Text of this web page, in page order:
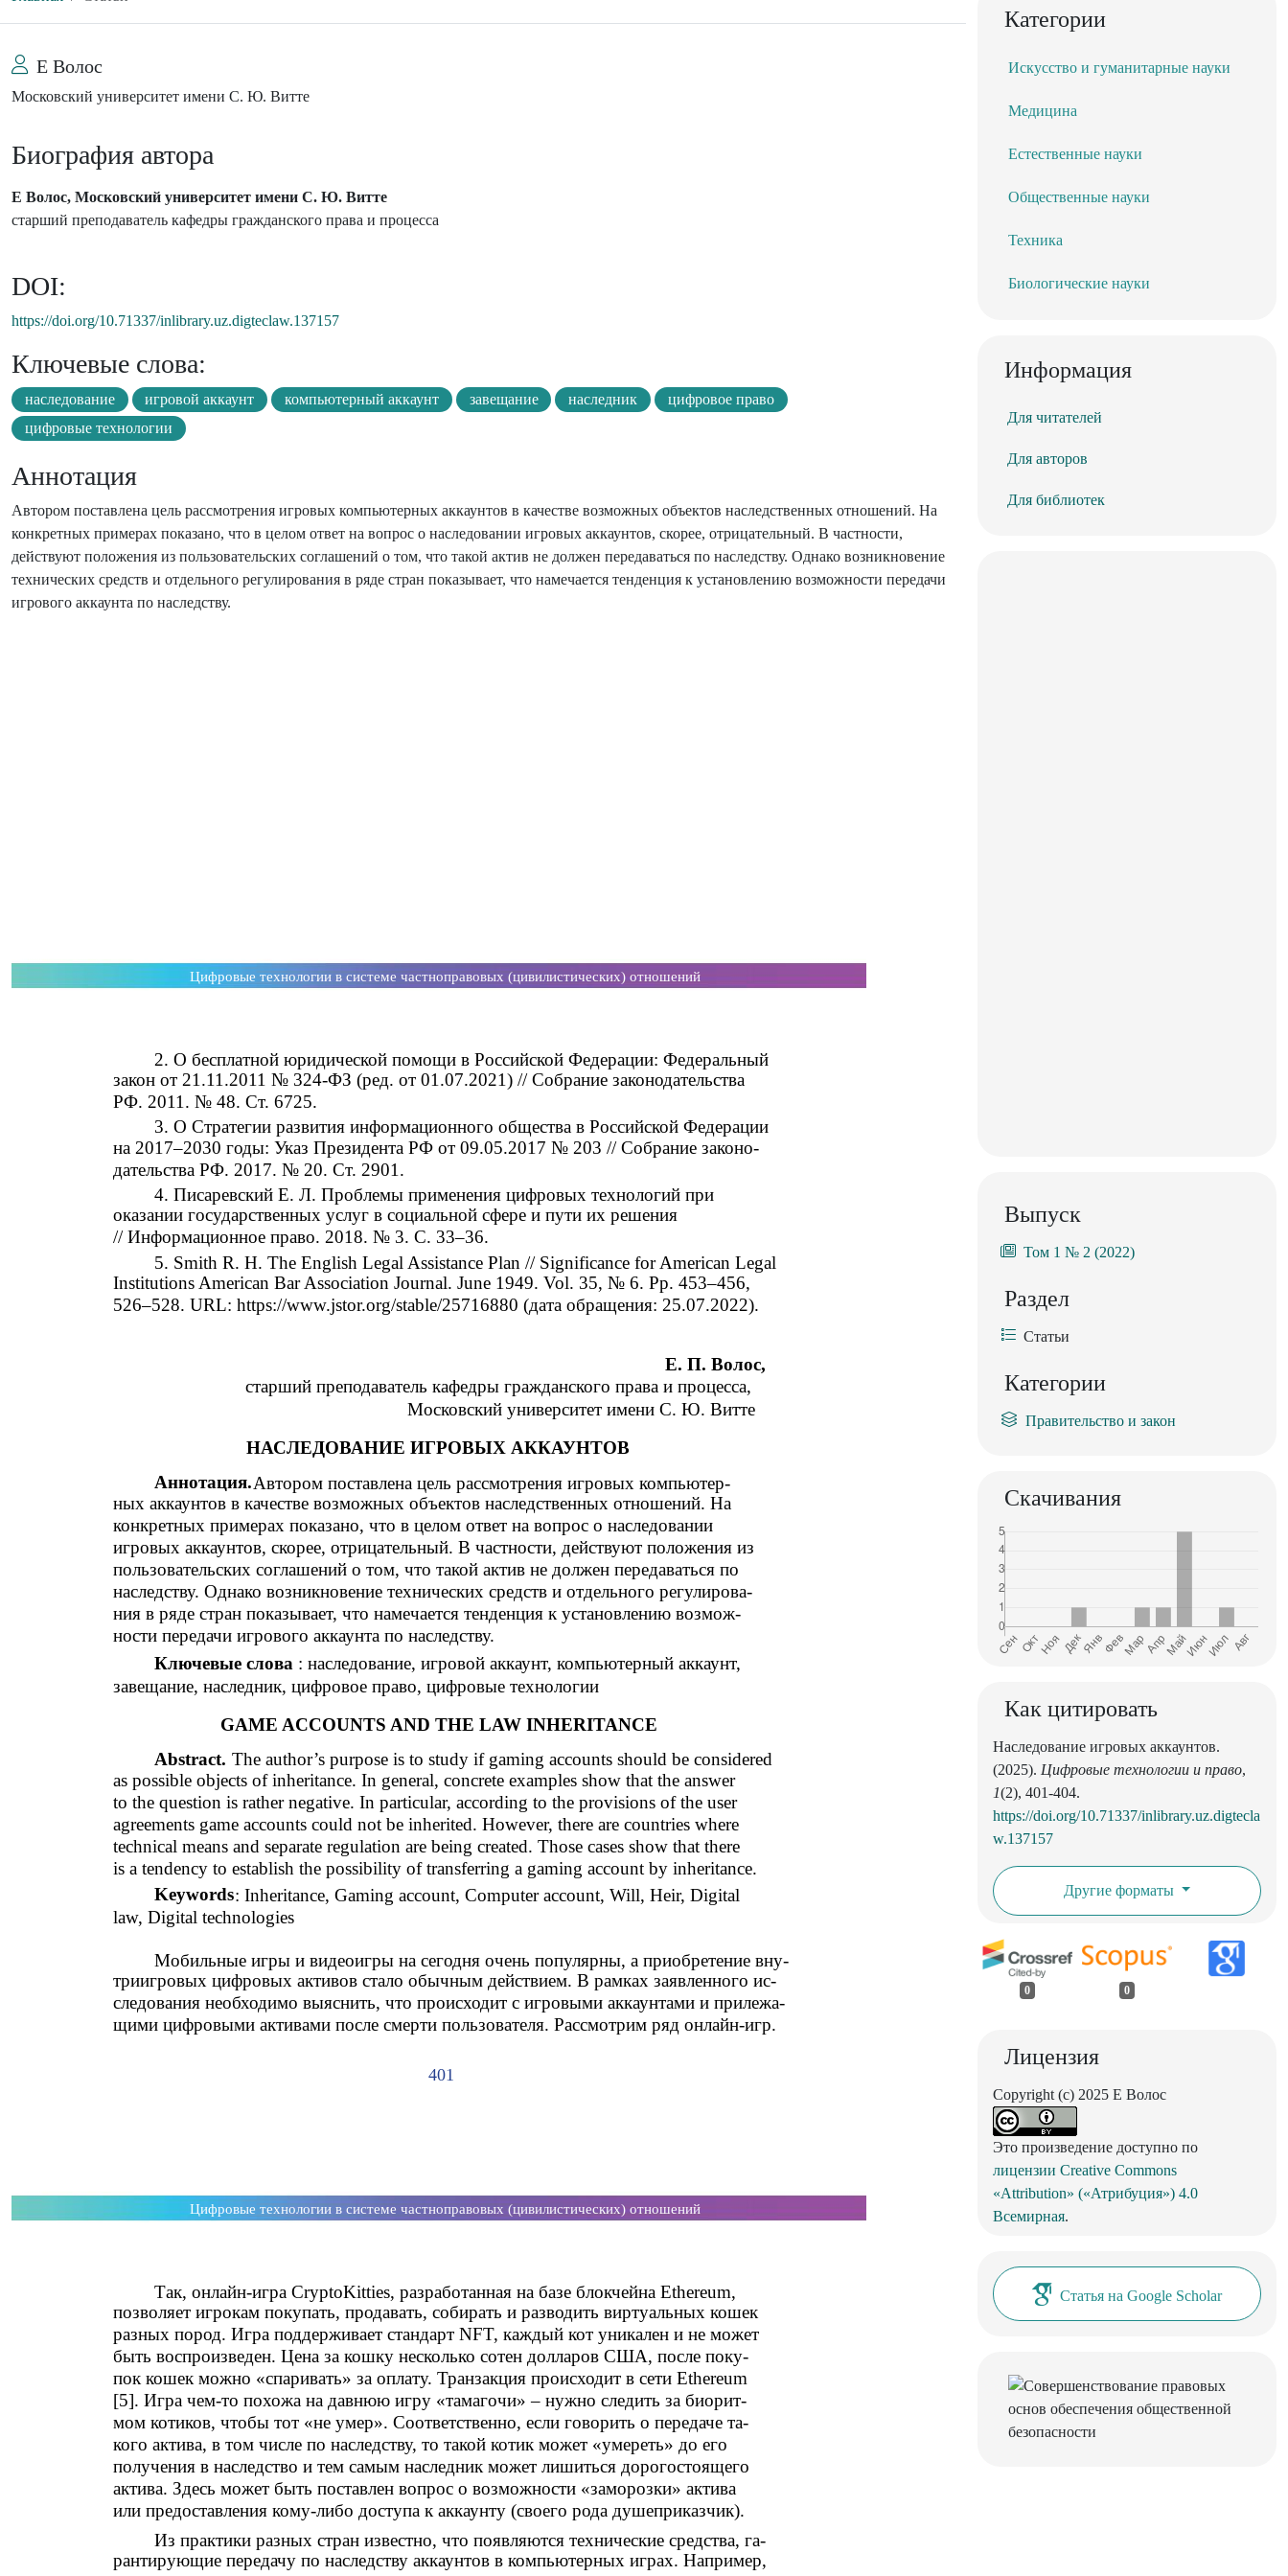
Е Волос
Московский университет имени С. Ю. Витте
Биография автора
Е Волос, Московский университет имени С. Ю. Витте
старший преподаватель кафедры гражданского права и процесса
DOI:
https://doi.org/10.71337/inlibrary.uz.digteclaw.137157
Ключевые слова:
наследование игровой аккаунт компьютерный аккаунт завещание наследник
цифровое право
цифровые технологии
Аннотация
Автором поставлена цель рассмотрения игровых компьютерных аккаунтов в качестве возможных объектов наследственных отношений. На
конкретных примерах показано, что в целом ответ на вопрос о наследовании игровых аккаунтов, скорее, отрицательный. В частности,
действуют положения из пользовательских соглашений о том, что такой актив не должен передаваться по наследству. Однако возникновение
технических средств и отдельного регулирования в ряде стран показывает, что намечается тенденция к установлению возможности передачи
игрового аккаунта по наследству.
401
Цифровые технологии в системе частноправовых (цивилистических) отношений
2. О бесплатной юридической помощи в Российской Федерации: Федеральный
закон от 21.11.2011 № 324-ФЗ (ред. от 01.07.2021) // Собрание законодательства
РФ. 2011. № 48. Ст. 6725.
3. О Стратегии развития информационного общества в Российской Федерации
на 2017–2030 годы: Указ Президента РФ от 09.05.2017 № 203 // Собрание законо-
дательства РФ. 2017. № 20. Ст. 2901.
4. Писаревский Е. Л. Проблемы применения цифровых технологий при
оказании государственных услуг в социальной сфере и пути их решения
// Информационное право. 2018. № 3. С. 33–36.
5. Smith R. H. The English Legal Assistance Plan // Significance for American Legal
Institutions American Bar Association Journal. June 1949. Vol. 35, № 6. Pp. 453–456,
526–528. URL: https://www.jstor.org/stable/25716880 (дата обращения: 25.07.2022).
Е. П. Волос,
старший преподаватель кафедры гражданского права и процесса,
Московский университет имени С. Ю. Витте
НАСЛЕДОВАНИЕ ИГРОВЫХ АККАУНТОВ
Аннотация.Автором поставлена цель рассмотрения игровых компьютер-
ных аккаунтов в качестве возможных объектов наследственных отношений. На
конкретных примерах показано, что в целом ответ на вопрос о наследовании
игровых аккаунтов, скорее, отрицательный. В частности, действуют положения из
пользовательских соглашений о том, что такой актив не должен передаваться по
наследству. Однако возникновение технических средств и отдельного регулирова-
ния в ряде стран показывает, что намечается тенденция к установлению возмож-
ности передачи игрового аккаунта по наследству.
Ключевые слова : наследование, игровой аккаунт, компьютерный аккаунт,
завещание, наследник, цифровое право, цифровые технологии
GAME ACCOUNTS AND THE LAW INHERITANCE
Abstract. The author’s purpose is to study if gaming accounts should be considered
as possible objects of inheritance. In general, concrete examples show that the answer
to the question is rather negative. In particular, according to the provisions of the user
agreements game accounts could not be inherited. However, there are countries where
technical means and separate regulation are being created. Those cases show that there
is a tendency to establish the possibility of transferring a gaming account by inheritance.
Keywords: Inheritance, Gaming account, Computer account, Will, Heir, Digital
law, Digital technologies
Мобильные игры и видеоигры на сегодня очень популярны, а приобретение вну-
триигровых цифровых активов стало обычным действием. В рамках заявленного ис-
следования необходимо выяснить, что происходит с игровыми аккаунтами и прилежа-
щими цифровыми активами после смерти пользователя. Рассмотрим ряд онлайн-игр.
Цифровые технологии в системе частноправовых (цивилистических) отношений
Так, онлайн-игра CryptoKitties, разработанная на базе блокчейна Ethereum,
позволяет игрокам покупать, продавать, собирать и разводить виртуальных кошек
разных пород. Игра поддерживает стандарт NFT, каждый кот уникален и не может
быть воспроизведен. Цена за кошку несколько сотен долларов США, после поку-
пок кошек можно «спаривать» за оплату. Транзакция происходит в сети Ethereum
[5]. Игра чем-то похожа на давнюю игру «тамагочи» – нужно следить за биорит-
мом котиков, чтобы тот «не умер». Соответственно, если говорить о передаче та-
кого актива, в том числе по наследству, то такой котик может «умереть» до его
получения в наследство и тем самым наследник может лишиться дорогостоящего
актива. Здесь может быть поставлен вопрос о возможности «заморозки» актива
или предоставления кому-либо доступа к аккаунту (своего рода душеприказчик).
Из практики разных стран известно, что появляются технические средства, га-
рантирующие передачу по наследству аккаунтов в компьютерных играх. Например,
Категории
Искусство и гуманитарные науки
Медицина
Естественные науки
Общественные науки
Техника
Биологические науки
Информация
Для читателей
Для авторов
Для библиотек
Выпуск
Том 1 № 2 (2022)
Раздел
Статьи
Категории
Правительство и закон
Скачивания
Как цитировать
Наследование игровых аккаунтов.
(2025). Цифровые технологии и право,
1(2), 401-404.
https://doi.org/10.71337/inlibrary.uz.digtecla
w.137157
Другие форматы
0 0
Лицензия
Copyright (c) 2025 Е Волос
Это произведение доступно по
лицензии Creative Commons
«Attribution» («Атрибуция») 4.0
Всемирная.
Статья на Google Scholar